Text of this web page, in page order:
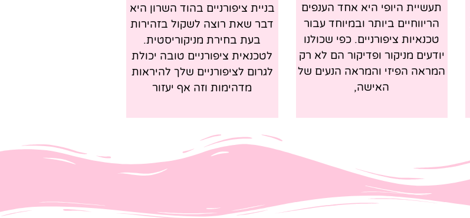
תעשיית היופי היא אחד הענפים
הריווחיים ביותר ובמיוחד עבור
טכנאיות ציפורניים. כפי שכולנו
יודעים מניקור ופדיקור הם לא רק
המראה הפיזי והמראה הנעים של
האישה,
בניית ציפורניים בהוד השרון היא
דבר שאת רוצה לשקול בזהירות
בעת בחירת מניקוריסטית.
לטכנאית ציפורניים טובה יכולת
לגרום לציפורניים שלך להיראות
מדהימות וזה אף יעזור